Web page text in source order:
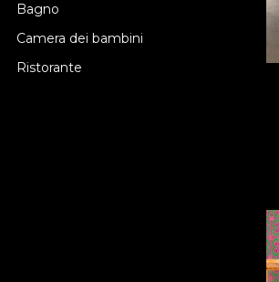
Bagno
Camera dei bambini
Ristorante